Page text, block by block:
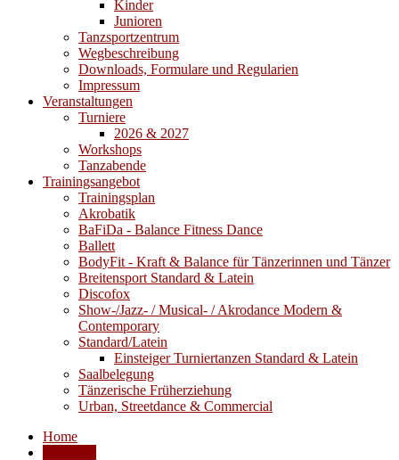
Kinder
Junioren
Tanzsportzentrum
Wegbeschreibung
Downloads, Formulare und Regularien
Impressum
Veranstaltungen
Turniere
2026 & 2027
Workshops
Tanzabende
Trainingsangebot
Trainingsplan
Akrobatik
BaFiDa - Balance Fitness Dance
Ballett
BodyFit - Kraft & Balance für Tänzerinnen und Tänzer
Breitensport Standard & Latein
Discofox
Show-/Jazz- / Musical- / Akrodance Modern &
Contemporary
Standard/Latein
Einsteiger Turniertanzen Standard & Latein
Saalbelegung
Tänzerische Früherziehung
Urban, Streetdance & Commercial
Home